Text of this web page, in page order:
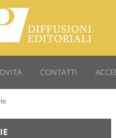
CONTATTI